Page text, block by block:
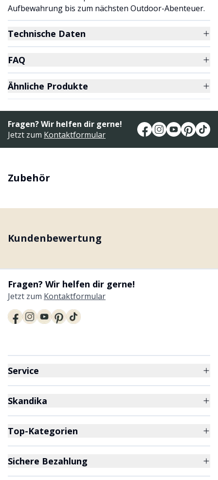
Aufbewahrung bis zum nächsten Outdoor-Abenteuer.
Technische Daten
FAQ
Ähnliche Produkte
Fragen? Wir helfen dir gerne!
Jetzt zum Kontaktformular
Zubehör
Kundenbewertung
Fragen? Wir helfen dir gerne!
Jetzt zum Kontaktformular
Service
Skandika
Top-Kategorien
Sichere Bezahlung